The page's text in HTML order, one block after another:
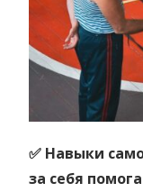
✅ Навыки
за себя